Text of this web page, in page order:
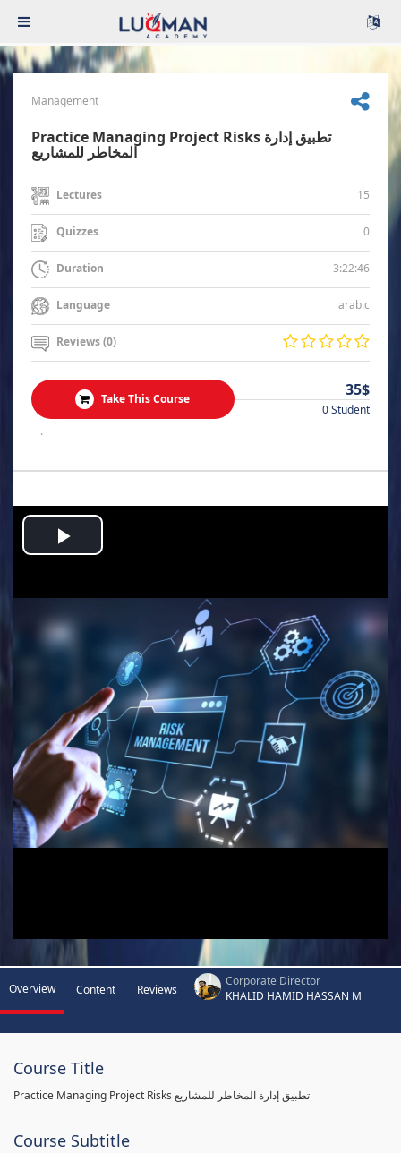
Management
Practice Managing Project Risks تطبيق إدارة
المخاطر للمشاريع
Lectures 15
Quizzes 0
Duration 3:22:46
Language arabic
Reviews (0)
Take This Course 35$
0 Student
.
Play
Video
Overview Content Reviews
Corporate Director
KHALID HAMID HASSAN M
Course Title
Practice Managing Project Risks تطبيق إدارة المخاطر للمشاريع
Course Subtitle